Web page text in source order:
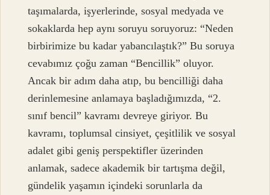
taşımalarda, işyerlerinde, sosyal medyada ve
sokaklarda hep aynı soruyu soruyoruz: “Neden
birbirimize bu kadar yabancılaştık?” Bu soruya
cevabımız çoğu zaman “Bencillik” oluyor.
Ancak bir adım daha atıp, bu bencilliği daha
derinlemesine anlamaya başladığımızda, “2.
sınıf bencil” kavramı devreye giriyor. Bu
kavramı, toplumsal cinsiyet, çeşitlilik ve sosyal
adalet gibi geniş perspektifler üzerinden
anlamak, sadece akademik bir tartışma değil,
gündelik yaşamın içindeki sorunlarla da